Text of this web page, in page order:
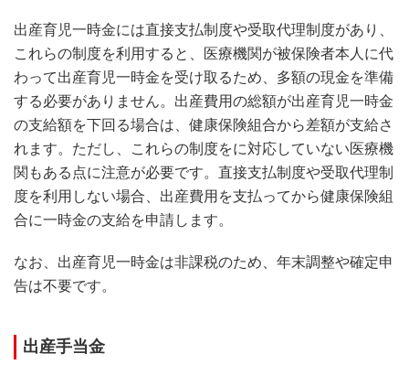
出産育児一時金には直接支払制度や受取代理制度があり、
これらの制度を利用すると、医療機関が被保険者本人に代
わって出産育児一時金を受け取るため、多額の現金を準備
する必要がありません。出産費用の総額が出産育児一時金
の支給額を下回る場合は、健康保険組合から差額が支給さ
れます。ただし、これらの制度をに対応していない医療機
関もある点に注意が必要です。直接支払制度や受取代理制
度を利用しない場合、出産費用を支払ってから健康保険組
合に一時金の支給を申請します。
なお、出産育児一時金は非課税のため、年末調整や確定申
告は不要です。
出産手当金